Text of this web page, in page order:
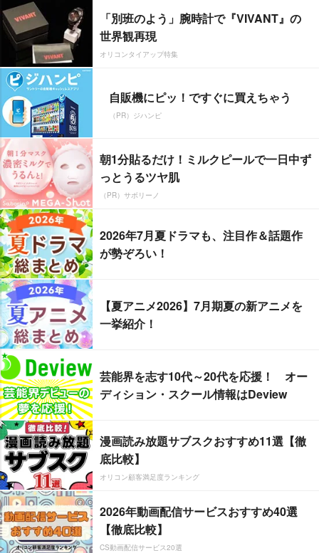
「別班のよう」腕時計で『VIVANT』の
世界観再現
オリコンタイアップ特集
自販機にピッ！ですぐに買えちゃう
（PR）ジハンピ
朝1分貼るだけ！ミルクピールで一日中ず
っとうるツヤ肌
（PR）サボリーノ
2026年7月夏ドラマも、注目作＆話題作
が勢ぞろい！
【夏アニメ2026】7月期夏の新アニメを
一挙紹介！
芸能界を志す10代～20代を応援！ オー
ディション・スクール情報はDeview
漫画読み放題サブスクおすすめ11選【徹
底比較】
オリコン顧客満足度ランキング
2026年動画配信サービスおすすめ40選
【徹底比較】
CS動画配信サービス20選